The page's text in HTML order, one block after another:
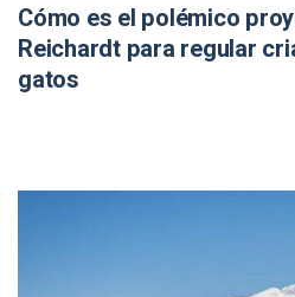
Cómo es el polémico
Reichardt para regular
gatos